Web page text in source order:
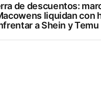
de descuentos:
liquidan con
a Shein y Temu